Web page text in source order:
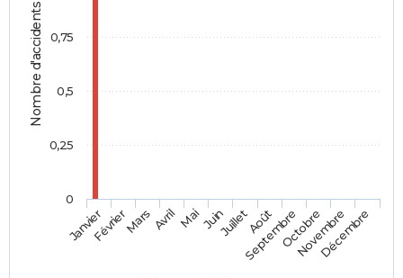
Nombre d'accidents
JanvierFévrierMars AvrilMaiJuinJuilletAoût
SeptembreOctobre
Novembre
Décembre
0
0,25
0,5
0,75